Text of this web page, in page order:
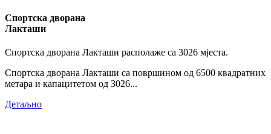
Спортска дворана
Лакташи
Спортска дворана Лакташи располаже са 3026 мјеста.
Спортска дворана Лакташи са површином од 6500 квадратних
метара и капацитетом од 3026...
Детаљно